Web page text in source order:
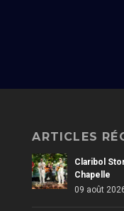
ARTICLES
Claribol
Chapelle
09 août